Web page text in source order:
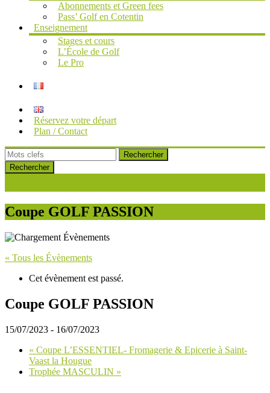
Abonnements et Green fees
Pass’ Golf en Cotentin
Enseignement
Stages et cours
L’École de Golf
Le Pro
Réservez votre départ
Plan / Contact
Rechercher
Coupe GOLF PASSION
« Tous les Évènements
Cet évènement est passé.
Coupe GOLF PASSION
15/07/2023 - 16/07/2023
« Coupe L’ESSENTIEL- Fromagerie & Epicerie à Saint-
Vaast la Hougue
Trophée MASCULIN »